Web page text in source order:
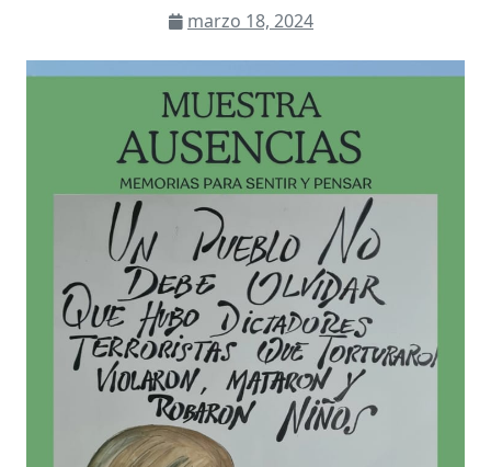
marzo 18, 2024